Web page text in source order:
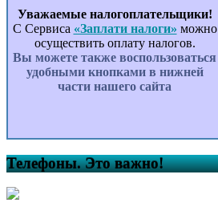
Уважаемые налогоплательщики!
С Сервиса «Заплати налоги» можно
осуществить оплату налогов.
Вы можете также воспользоваться
удобными кнопками в нижней
части нашего сайта
Телефоны. Это важно!